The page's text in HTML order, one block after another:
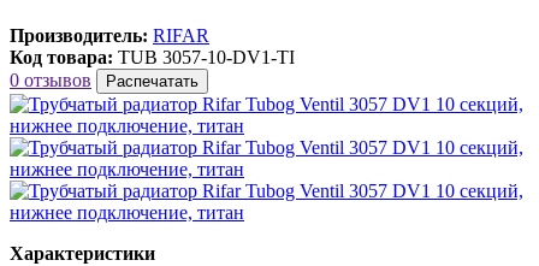
Производитель: RIFAR
Код товара: TUB 3057-10-DV1-TI
0 отзывов
Распечатать
Характеристики